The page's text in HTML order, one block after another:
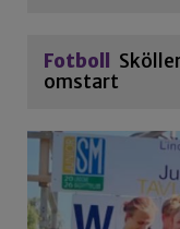
Fotboll
omstart